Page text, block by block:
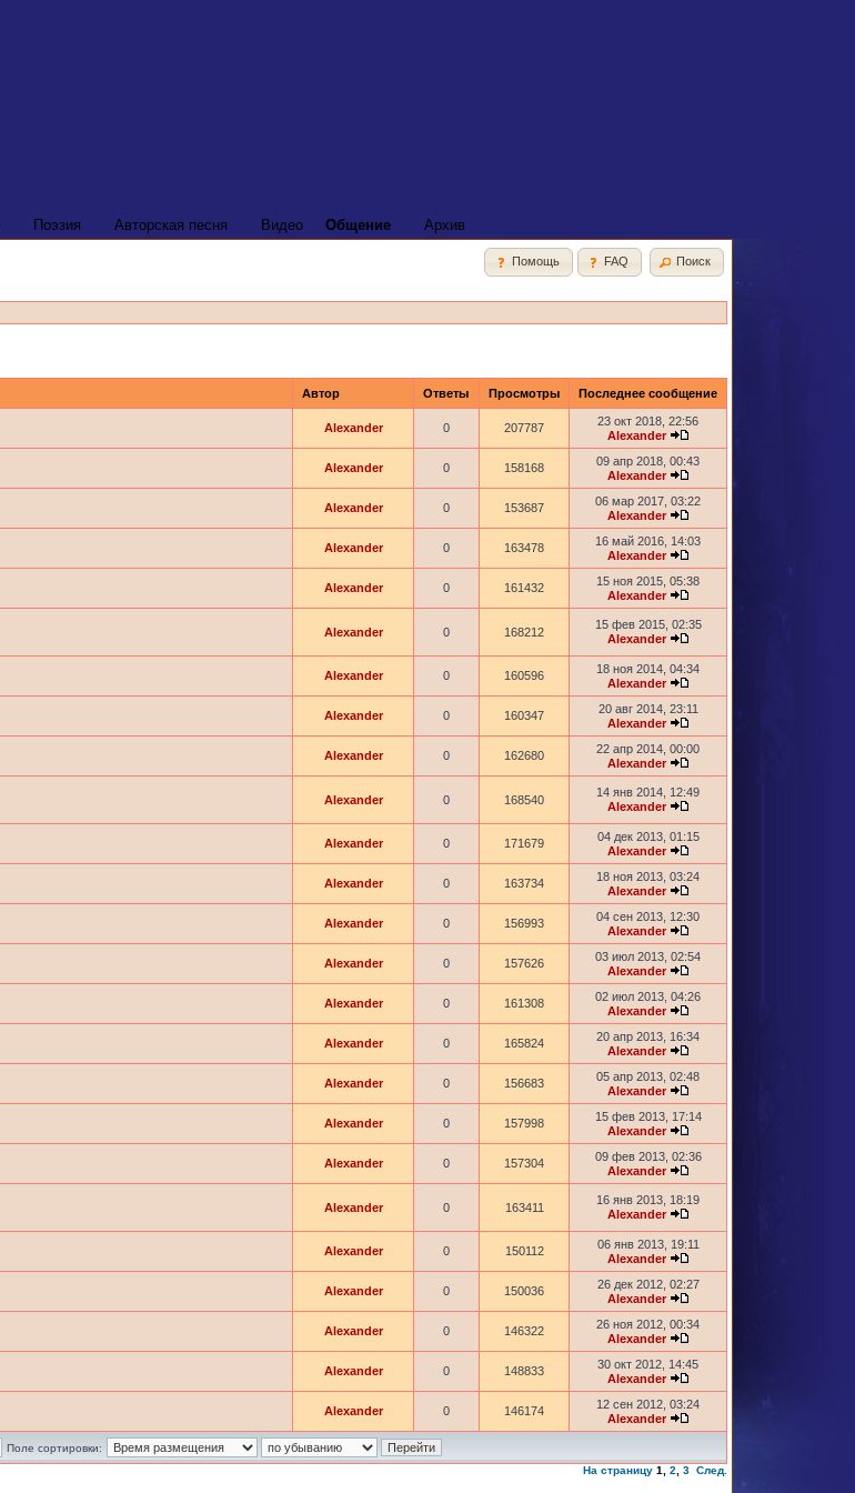
Поэзия Авторская песня Видео Общение Архив
Помощь FAQ
Поиск
Автор Ответы Просмотры Последнее сообщение
Alexander 0 207787
23 окт 2018, 22:56
Alexander
Alexander 0 158168
09 апр 2018, 00:43
Alexander
Alexander 0 153687
06 мар 2017, 03:22
Alexander
Alexander 0 163478
16 май 2016, 14:03
Alexander
Alexander 0 161432
15 ноя 2015, 05:38
Alexander
Alexander 0 168212
15 фев 2015, 02:35
Alexander
Alexander 0 160596
18 ноя 2014, 04:34
Alexander
Alexander 0 160347
20 авг 2014, 23:11
Alexander
Alexander 0 162680
22 апр 2014, 00:00
Alexander
Alexander 0 168540
14 янв 2014, 12:49
Alexander
Alexander 0 171679
04 дек 2013, 01:15
Alexander
Alexander 0 163734
18 ноя 2013, 03:24
Alexander
Alexander 0 156993
04 сен 2013, 12:30
Alexander
Alexander 0 157626
03 июл 2013, 02:54
Alexander
Alexander 0 161308
02 июл 2013, 04:26
Alexander
Alexander 0 165824
20 апр 2013, 16:34
Alexander
Alexander 0 156683
05 апр 2013, 02:48
Alexander
Alexander 0 157998
15 фев 2013, 17:14
Alexander
Alexander 0 157304
09 фев 2013, 02:36
Alexander
Alexander 0 163411
16 янв 2013, 18:19
Alexander
Alexander 0 150112
06 янв 2013, 19:11
Alexander
Alexander 0 150036
26 дек 2012, 02:27
Alexander
Alexander 0 146322
26 ноя 2012, 00:34
Alexander
Alexander 0 148833
30 окт 2012, 14:45
Alexander
Alexander 0 146174
12 сен 2012, 03:24
Alexander
Поле сортировки:
На страницу 1 2 3 След.